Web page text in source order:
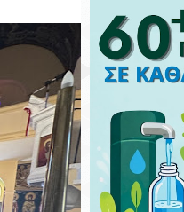
Συνεχίζονται
Ενήλικες Στη
Χανίων
Γιορτή
Την Στήριξη
Οι
Δήμου
Αυγούστου